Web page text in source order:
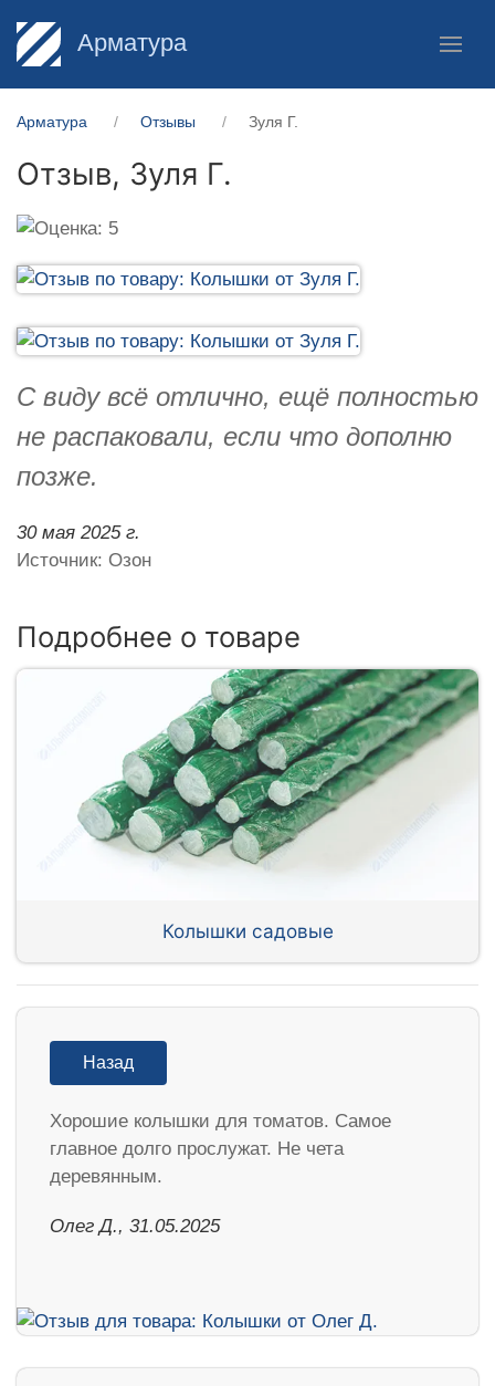
Арматура
Арматура Отзывы Зуля Г.
Отзыв, Зуля Г.
С виду всё отлично, ещё полностью
не распаковали, если что дополню
позже.
30 мая 2025 г.
Источник: Озон
Подробнее о товаре
Колышки садовые
Назад
Хорошие колышки для томатов. Самое
главное долго прослужат. Не чета
деревянным.
Олег Д., 31.05.2025